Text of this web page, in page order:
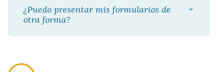
¿Puedo presentar mis formularios de
otra forma?